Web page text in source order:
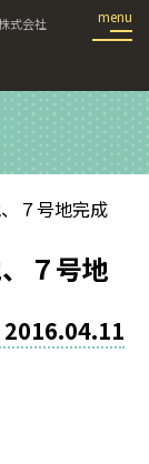
式会社
７号地完成
７号地
2016.04.11